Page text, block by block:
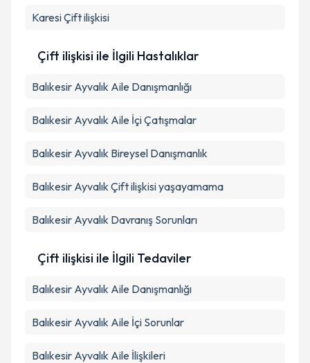
KaresiÇift ilişkisi
Çift ilişkisi ile İlgili Hastalıklar
Balıkesir Ayvalık Aile Danışmanlığı
Balıkesir Ayvalık Aile İçi Çatışmalar
Balıkesir Ayvalık Bireysel Danışmanlık
Balıkesir Ayvalık Çift ilişkisi yaşayamama
Balıkesir Ayvalık Davranış Sorunları
Çift ilişkisi ile İlgili Tedaviler
Balıkesir Ayvalık Aile Danışmanlığı
Balıkesir Ayvalık Aile İçi Sorunlar
Balıkesir Ayvalık Aile İlişkileri